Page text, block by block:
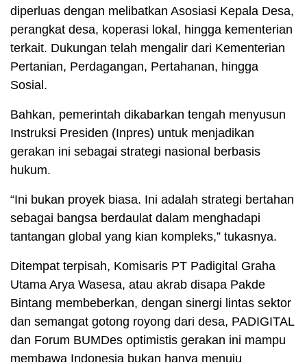
diperluas dengan melibatkan Asosiasi Kepala Desa,
perangkat desa, koperasi lokal, hingga kementerian
terkait. Dukungan telah mengalir dari Kementerian
Pertanian, Perdagangan, Pertahanan, hingga
Sosial.
Bahkan, pemerintah dikabarkan tengah menyusun
Instruksi Presiden (Inpres) untuk menjadikan
gerakan ini sebagai strategi nasional berbasis
hukum.
“Ini bukan proyek biasa. Ini adalah strategi bertahan
sebagai bangsa berdaulat dalam menghadapi
tantangan global yang kian kompleks,” tukasnya.
Ditempat terpisah, Komisaris PT Padigital Graha
Utama Arya Wasesa, atau akrab disapa Pakde
Bintang membeberkan, dengan sinergi lintas sektor
dan semangat gotong royong dari desa, PADIGITAL
dan Forum BUMDes optimistis gerakan ini mampu
membawa Indonesia bukan hanya menuju